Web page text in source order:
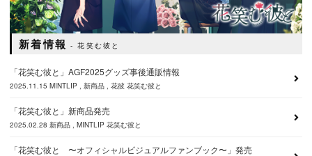
新着情報 花笑む彼と
「花笑む彼と」AGF2025グッズ事後通販情報
2025.11.15 MINTLIP 新商品 花彼 花笑む彼と
「花笑む彼と」新商品発売
2025.02.28 新商品 MINTLIP 花笑む彼と
「花笑む彼と 〜オフィシャルビジュアルファンブック〜」発売